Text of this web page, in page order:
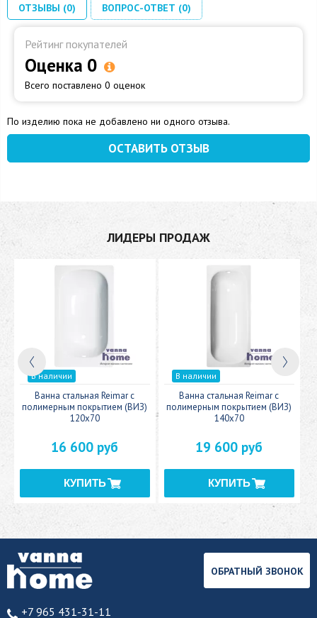
ОТЗЫВЫ (0) ВОПРОС-ОТВЕТ (0)
Рейтинг покупателей
Оценка 0
Всего поставлено 0 оценок
По изделию пока не добавлено ни одного отзыва.
ОСТАВИТЬ ОТЗЫВ
ЛИДЕРЫ ПРОДАЖ
В наличии
Ванна стальная Reimar с
полимерным покрытием (ВИЗ)
120x70
16 600 руб
В наличии
Ванна стальная Reimar с
полимерным покрытием (ВИЗ)
140x70
19 600 руб
+7 965 431-31-11
ОБРАТНЫЙ ЗВОНОК